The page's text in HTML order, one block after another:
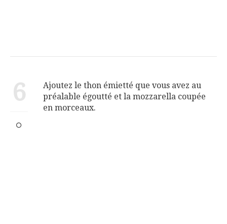
6
Ajoutez le thon émietté que vous avez au
préalable égoutté et la mozzarella coupée
en morceaux.